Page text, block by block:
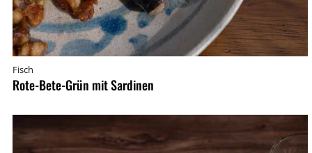
Fisch
Rote-Bete-Grün mit Sardinen